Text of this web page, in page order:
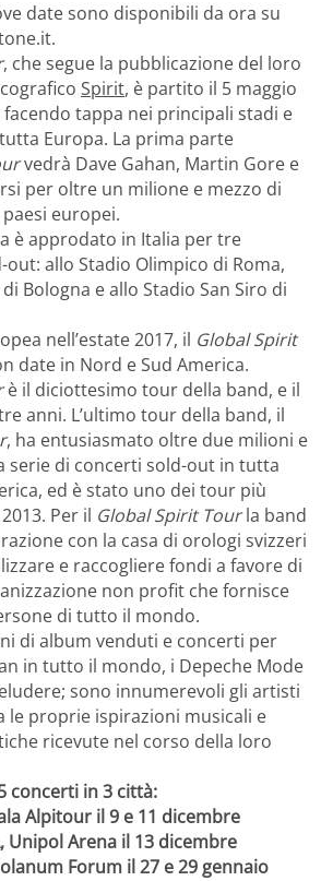
date sono disponibili da ora su
, che segue la pubblicazione del loro
Spirit, è partito il 5 maggio
facendo tappa nei principali stadi e
Europa. La prima parte
vedrà Dave Gahan, Martin Gore e
per oltre un milione e mezzo di
europei.
è approdato in Italia per tre
allo Stadio Olimpico di Roma,
Bologna e allo Stadio San Siro di
nell’estate 2017, il Global Spirit
date in Nord e Sud America.
è il diciottesimo tour della band, e il
anni. L’ultimo tour della band, il
, ha entusiasmato oltre due milioni e
serie di concerti sold-out in tutta
ed è stato uno dei tour più
Per il Global Spirit Tourla band
con la casa di orologi svizzeri
e raccogliere fondi a favore di
non profit che fornisce
di tutto il mondo.
di album venduti e concerti per
in tutto il mondo, i Depeche Mode
sono innumerevoli gli artisti
le proprie ispirazioni musicali e
ricevute nel corso della loro
concerti in 3 città:
Alpitour il 9 e 11 dicembre
Unipol Arena il 13 dicembre
Forum il 27 e 29 gennaio